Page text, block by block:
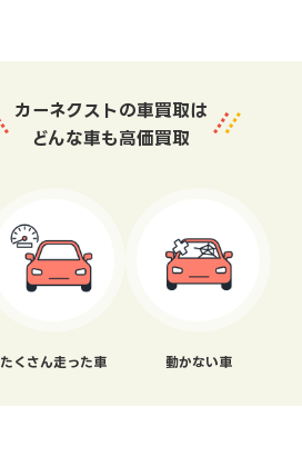
カーネクストの車買取は
どんな車も高価買取
たくさん走った車 動かない車